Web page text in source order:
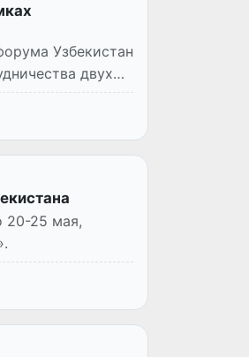
Узбекистан
двух
20-25 мая,